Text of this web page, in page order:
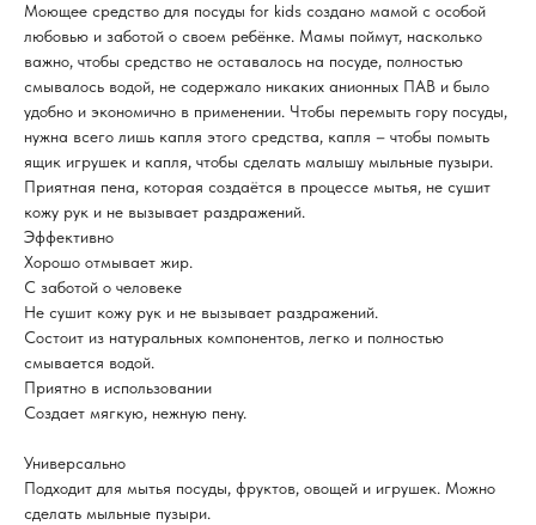
Моющее средство для посуды for kids создано мамой с особой
любовью и заботой о своем ребёнке. Мамы поймут, насколько
важно, чтобы средство не оставалось на посуде, полностью
смывалось водой, не содержало никаких анионных ПАВ и было
удобно и экономично в применении. Чтобы перемыть гору посуды,
нужна всего лишь капля этого средства, капля – чтобы помыть
ящик игрушек и капля, чтобы сделать малышу мыльные пузыри.
Приятная пена, которая создаётся в процессе мытья, не сушит
кожу рук и не вызывает раздражений.
Эффективно
Хорошо отмывает жир.
С заботой о человеке
Не сушит кожу рук и не вызывает раздражений.
Состоит из натуральных компонентов, легко и полностью
смывается водой.
Приятно в использовании
Создает мягкую, нежную пену.
Универсально
Подходит для мытья посуды, фруктов, овощей и игрушек. Можно
сделать мыльные пузыри.